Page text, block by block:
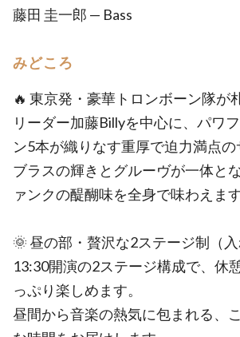
藤田 圭一郎 — Bass
みどころ
🔥 東京発・豪華トロンボーン隊が
リーダー加藤Billyを中心に、パワ
ン5本が織りなす重厚で迫力満点の
ブラスの輝きとグルーヴが一体と
ァンクの醍醐味を全身で味わえます
🌞 昼の部・贅沢な2ステージ制（入
13:30開演の2ステージ構成で、休
っぷり楽しめます。
昼間から音楽の熱気に包まれる、